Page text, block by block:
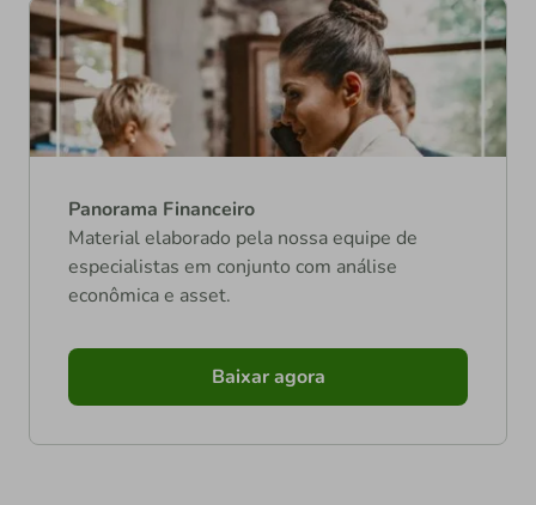
Panorama Financeiro
Material elaborado pela nossa equipe de
especialistas em conjunto com análise
econômica e asset.
Baixar agora